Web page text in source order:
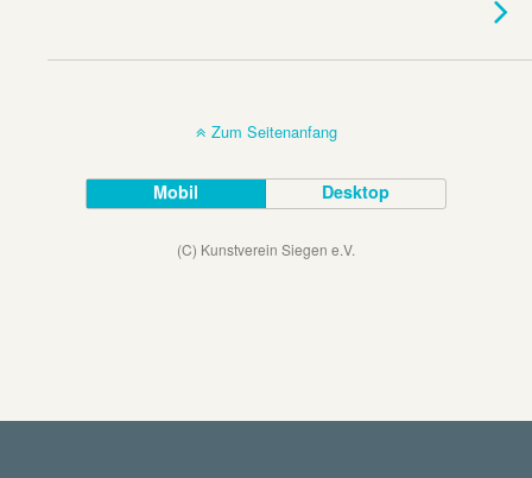
Zum Seitenanfang
Mobil Desktop
(C) Kunstverein Siegen e.V.